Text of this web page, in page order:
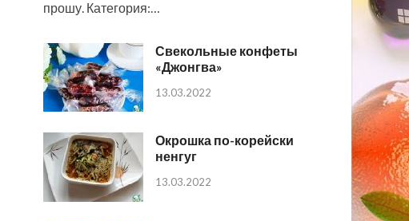
прошу. Категория:…
Свекольные конфеты
«Джонгва»
13.03.2022
Окрошка по-корейски
ненгуг
13.03.2022